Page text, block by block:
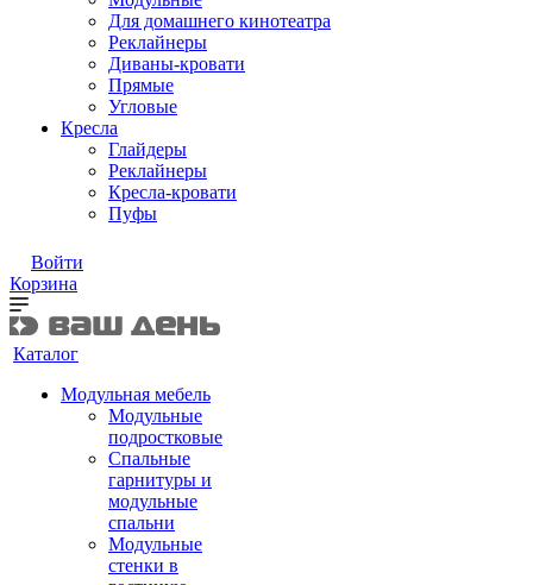
Для домашнего кинотеатра
Реклайнеры
Диваны-кровати
Прямые
Угловые
Кресла
Глайдеры
Реклайнеры
Кресла-кровати
Пуфы
Войти
Корзина
Каталог
Модульная мебель
Модульные
подростковые
Спальные
гарнитуры и
модульные
спальни
Модульные
стенки в